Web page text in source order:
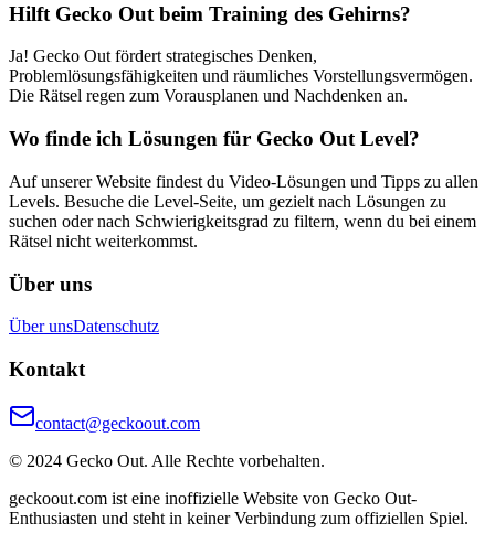
Hilft Gecko Out beim Training des Gehirns?
Ja! Gecko Out fördert strategisches Denken,
Problemlösungsfähigkeiten und räumliches Vorstellungsvermögen.
Die Rätsel regen zum Vorausplanen und Nachdenken an.
Wo finde ich Lösungen für Gecko Out Level?
Auf unserer Website findest du Video-Lösungen und Tipps zu allen
Levels. Besuche die Level-Seite, um gezielt nach Lösungen zu
suchen oder nach Schwierigkeitsgrad zu filtern, wenn du bei einem
Rätsel nicht weiterkommst.
Über uns
Über unsDatenschutz
Kontakt
contact@geckoout.com
© 2024 Gecko Out. Alle Rechte vorbehalten.
geckoout.com ist eine inoffizielle Website von Gecko Out-
Enthusiasten und steht in keiner Verbindung zum offiziellen Spiel.